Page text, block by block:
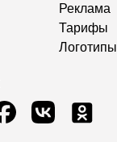
Реклама
Тарифы
Логотипы